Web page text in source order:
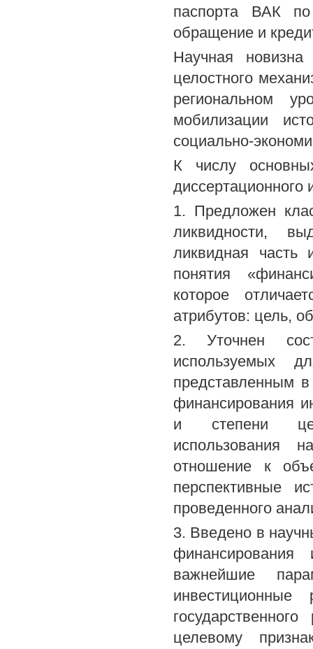
паспорта ВАК
обращение и
Научная новизна
целостного
региональном
мобилизации
социально-
К числу
1. Предложен
ликвидности,
ликвидная часть
понятия
которое
атрибутов: цель,
2. Уточнен
используемых
представленным
финансирования
и степени
использования
отношение к
перспективные
проведенного
3. Введено в
финансирования
важнейшие
целевому